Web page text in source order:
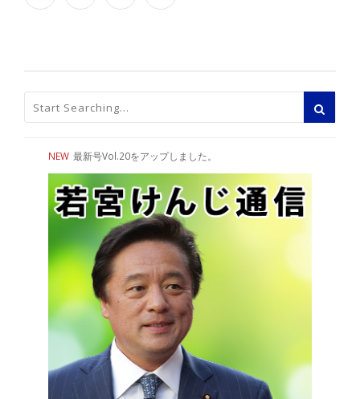
NEW 最新号Vol.20をアップしました。